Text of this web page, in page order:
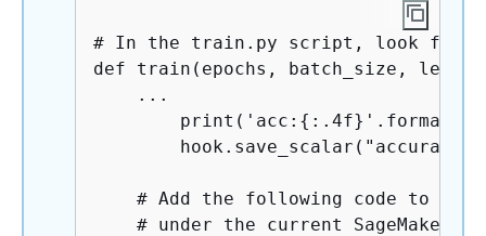
# In the train.py script, look for
def train(epochs, batch_size,
    ...
        print('acc:
{
    # Add the following code to
# under the current SageMaker